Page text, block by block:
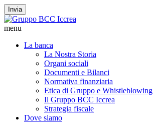
Invia
menu
La banca
La Nostra Storia
Organi sociali
Documenti e Bilanci
Normativa finanziaria
Etica di Gruppo e Whistleblowing
Il Gruppo BCC Iccrea
Strategia fiscale
Dove siamo